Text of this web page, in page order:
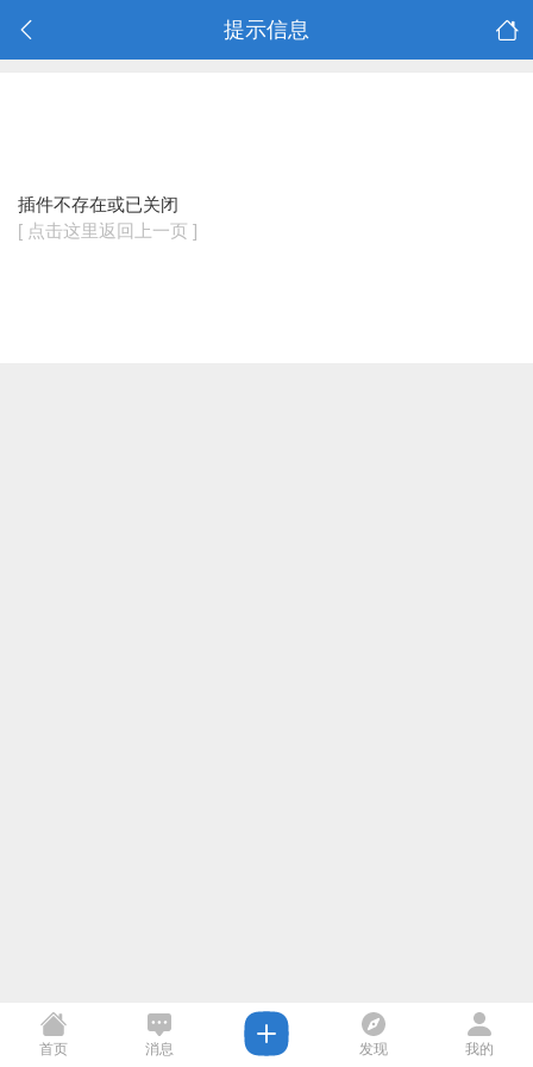
提示信息
插件不存在或已关闭
[ 点击这里返回上一页 ]
首页 消息 发现 我的